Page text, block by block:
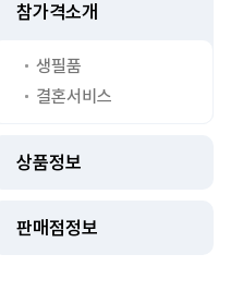
참가격소개
생필품
결혼서비스
상품정보
판매점정보